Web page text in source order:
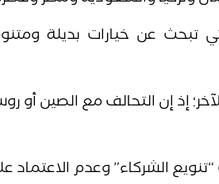
تبحث عن خيارات بديلة
إذ إن التحالف مع الصين أو
الشركاء” وعدم الاعتماد